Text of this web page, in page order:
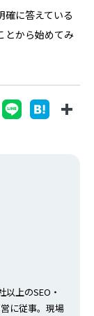
確に答えている
とから始めてみ
上のSEO・
に従事。現場